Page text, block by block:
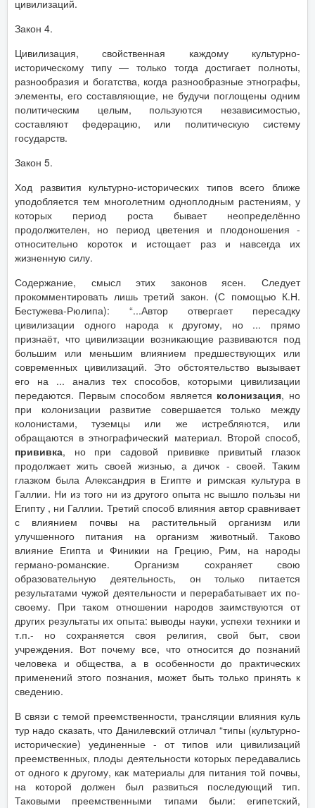
цивилизаций.
Закон 4.
Цивилизация, свойственная каждому культурно-
историческому типу — только тогда достигает полноты,
разнообразия и богатства, когда разнообразные этнографы,
элементы, его составляющие, не будучи поглощены одним
политическим целым, пользуются независимостью,
составляют федерацию, или политическую систему
государств.
Закон 5.
Ход развития культурно-исторических типов всего ближе
уподобляется тем многолетним одноплодным растениям, у
которых период роста бывает неопределённо
продолжителен, но период цветения и плодоношения -
относительно короток и истощает раз и навсегда их
жизненную силу.
Содержание, смысл этих законов ясен. Следует
прокомментировать лишь третий закон. (С помощью К.Н.
Бестужева-Рюлипа): “...Автор отвергает пересадку
цивилизации одного народа к другому, но ... прямо
признаёт, что цивилизации возникающие развиваются под
большим или меньшим влиянием предшествующих или
современных цивилизаций. Это обстоятельство вызывает
его на ... анализ тех способов, которыми цивилизации
передаются. Первым способом является колонизация, но
при колонизации развитие совершается только между
колонистами, туземцы или же истребляются, или
обращаются в этнографический материал. Второй способ,
прививка, но при садовой прививке привитый глазок
продолжает жить своей жизнью, а дичок - своей. Таким
глазком была Александрия в Египте и римская культура в
Галлии. Ни из того ни из другого опыта нс вышло пользы ни
Египту , ни Галлии. Третий способ влияния автор сравнивает
с влиянием почвы на растительный организм или
улучшенного питания на организм животный. Таково
влияние Египта и Финикии на Грецию, Рим, на народы
германо-романские. Организм сохраняет свою
образовательную деятельность, он только питается
результатами чужой деятельности и перерабатывает их по-
своему. При таком отношении народов заимствуются от
других результаты их опыта: выводы науки, успехи техники и
т.п.- но сохраняется своя религия, свой быт, свои
учреждения. Вот почему все, что относится до познаний
человека и общества, а в особенности до практических
применений этого познания, может быть только принять к
сведению.
В связи с темой преемственности, трансляции влияния куль
тур надо сказать, что Данилевский отличал “типы (культурно-
исторические) уединенные - от типов или цивилизаций
преемственных, плоды деятельности которых передавались
от одного к другому, как материалы для питания той почвы,
на которой должен был развиться последующий тип.
Таковыми преемственными типами были: египетский,